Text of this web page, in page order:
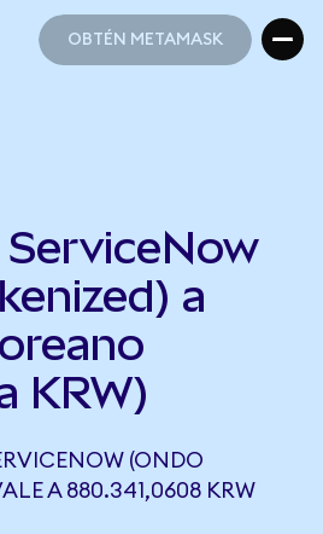
OBTÉN METAMASK
a
KRW)
(ONDO
A 880.341,0608 KRW